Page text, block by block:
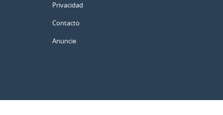
Privacidad
Contacto
Anuncie